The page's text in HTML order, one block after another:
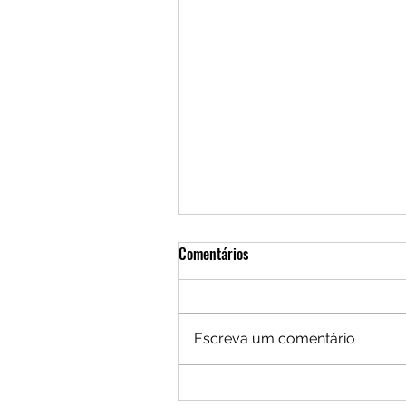
Por um Brasil que busque seus
Comentários
Escreva um comentário